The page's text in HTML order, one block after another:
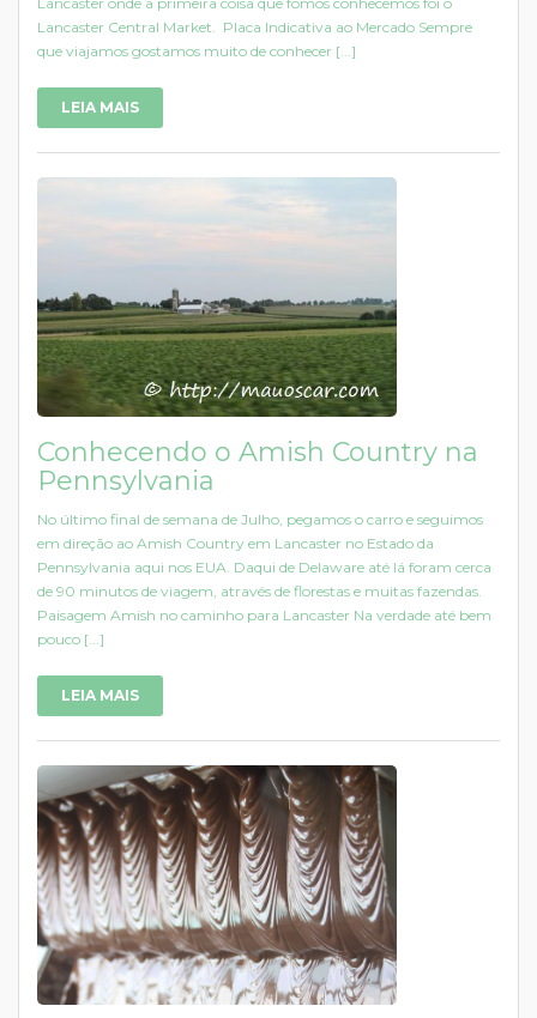
Lancaster Central Market. Placa Indicativa ao Mercado Sempre
que viajamos gostamos muito de conhecer [...]
LEIA MAIS
Conhecendo o Amish Country na
Pennsylvania
No último final de semana de Julho, pegamos o carro e seguimos
em direção ao Amish Country em Lancaster no Estado da
Pennsylvania aqui nos EUA. Daqui de Delaware até lá foram cerca
de 90 minutos de viagem, através de florestas e muitas fazendas.
Paisagem Amish no caminho para Lancaster Na verdade até bem
pouco [...]
LEIA MAIS